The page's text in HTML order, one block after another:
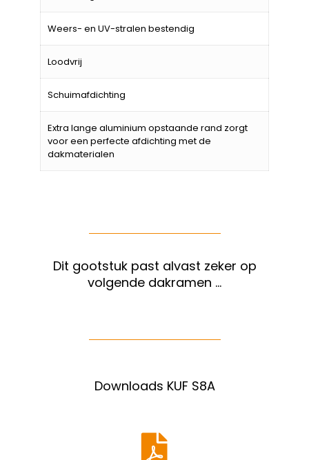
Weers- en UV-stralen bestendig
Loodvrij
Schuimafdichting
Extra lange aluminium opstaande rand zorgt
voor een perfecte afdichting met de
dakmaterialen
Dit gootstuk past alvast zeker op
volgende dakramen …
Downloads KUF S8A